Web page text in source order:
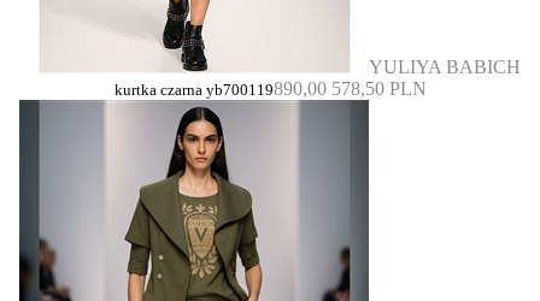
YULIYA BABICH
kurtka czarna yb700119890,00 578,50 PLN